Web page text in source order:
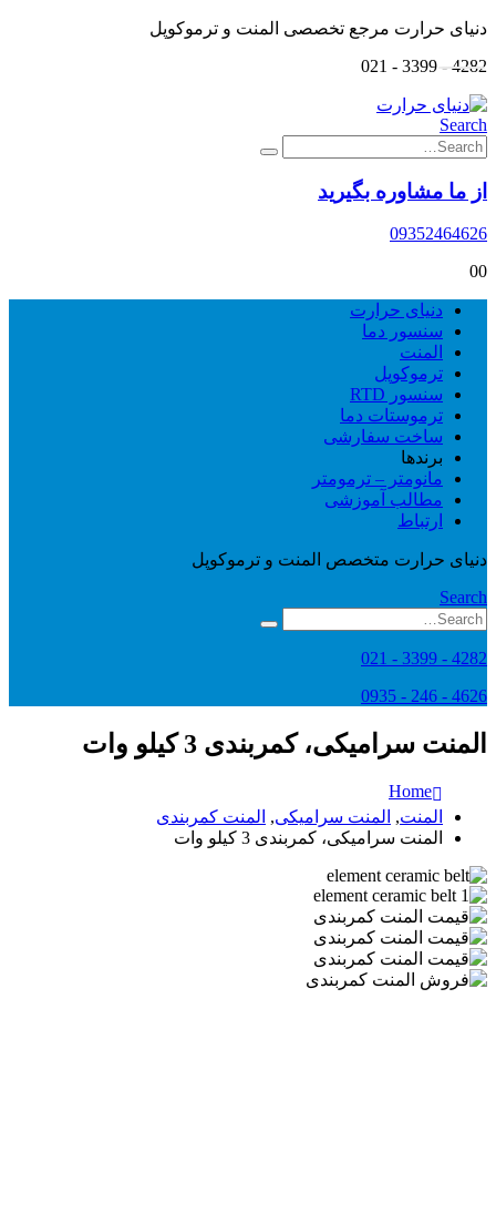
دنیای حرارت مرجع تخصصی المنت و ترموکوپل
4282 - 3399 - 021
Search
از ما مشاوره بگیرید
09352464626
00
دنیای حرارت
سنسور دما
المنت
ترموکوپل
سنسور RTD
ترموستات دما
ساخت سفارشی
برندها
مانومتر – ترمومتر
مطالب آموزشی
ارتباط
دنیای حرارت متخصص المنت و ترموکوپل
Search
4282 - 3399 - 021
4626 - 246 - 0935
المنت سرامیکی، کمربندی 3 کیلو وات
Home
المنت, المنت سرامیکی, المنت کمربندی
المنت سرامیکی، کمربندی 3 کیلو وات